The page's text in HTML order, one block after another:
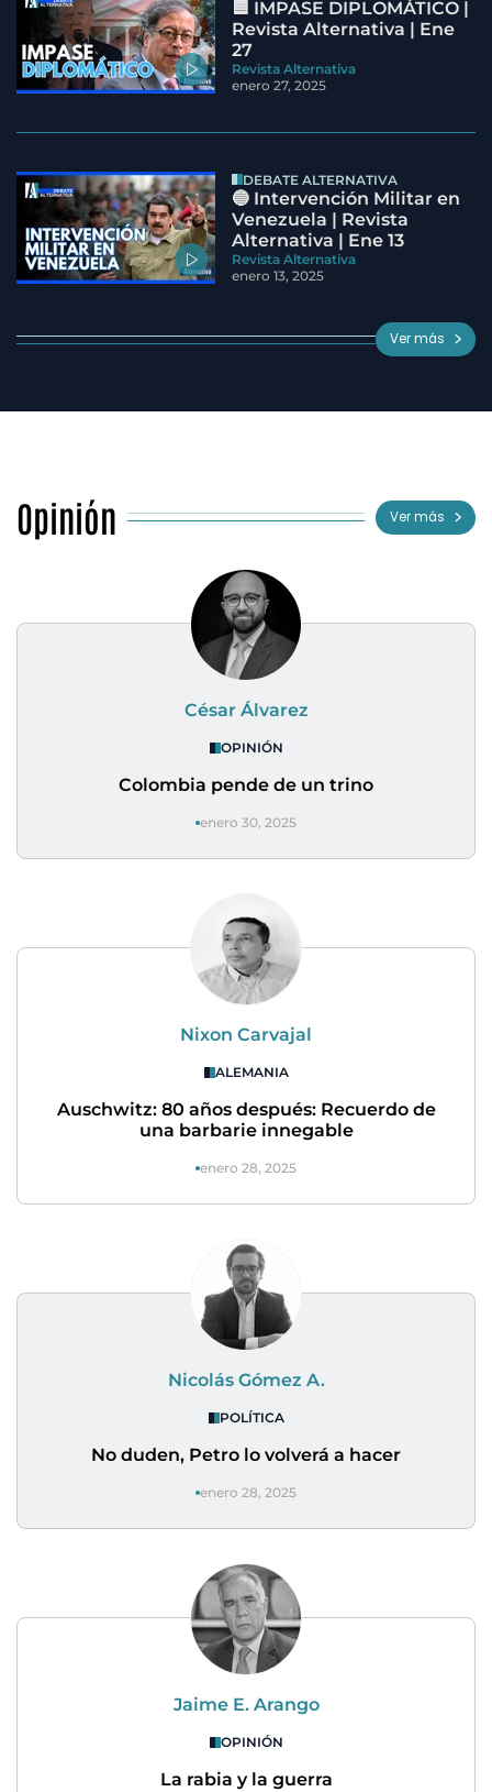
🟦 IMPASE DIPLOMÁTICO |
Revista Alternativa | Ene
27
Revista Alternativa
enero 27, 2025
DEBATE ALTERNATIVA
🔵 Intervención Militar en
Venezuela | Revista
Alternativa | Ene 13
Revista Alternativa
enero 13, 2025
Ver más
Opinión Ver más
César Álvarez
OPINIÓN
Colombia pende de un trino
enero 30, 2025
Nixon Carvajal
ALEMANIA
Auschwitz: 80 años después: Recuerdo de
una barbarie innegable
enero 28, 2025
Nicolás Gómez A.
POLÍTICA
No duden, Petro lo volverá a hacer
enero 28, 2025
Jaime E. Arango
OPINIÓN
La rabia y la guerra